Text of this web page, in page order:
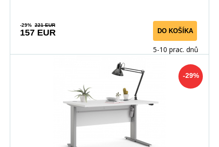
-29% 221 EUR
157 EUR DO KOŠÍKA
5-10 prac. dnů
-29%